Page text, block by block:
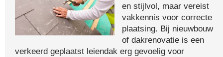
en stijlvol, maar vereist
vakkennis voor correcte
plaatsing. Bij nieuwbouw
of dakrenovatie is een
verkeerd geplaatst leiendak erg gevoelig voor